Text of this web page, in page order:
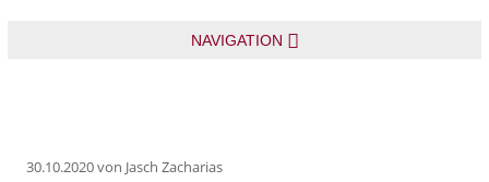
NAVIGATION
30.10.2020von Jasch Zacharias